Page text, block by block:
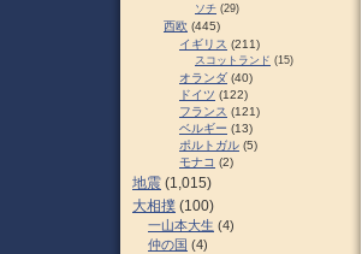
ソチ (29)
西欧 (445)
イギリス (211)
スコットランド (15)
オランダ (40)
ドイツ (122)
フランス (121)
ベルギー (13)
ポルトガル (5)
モナコ (2)
地震 (1,015)
大相撲 (100)
一山本大生 (4)
仲の国 (4)